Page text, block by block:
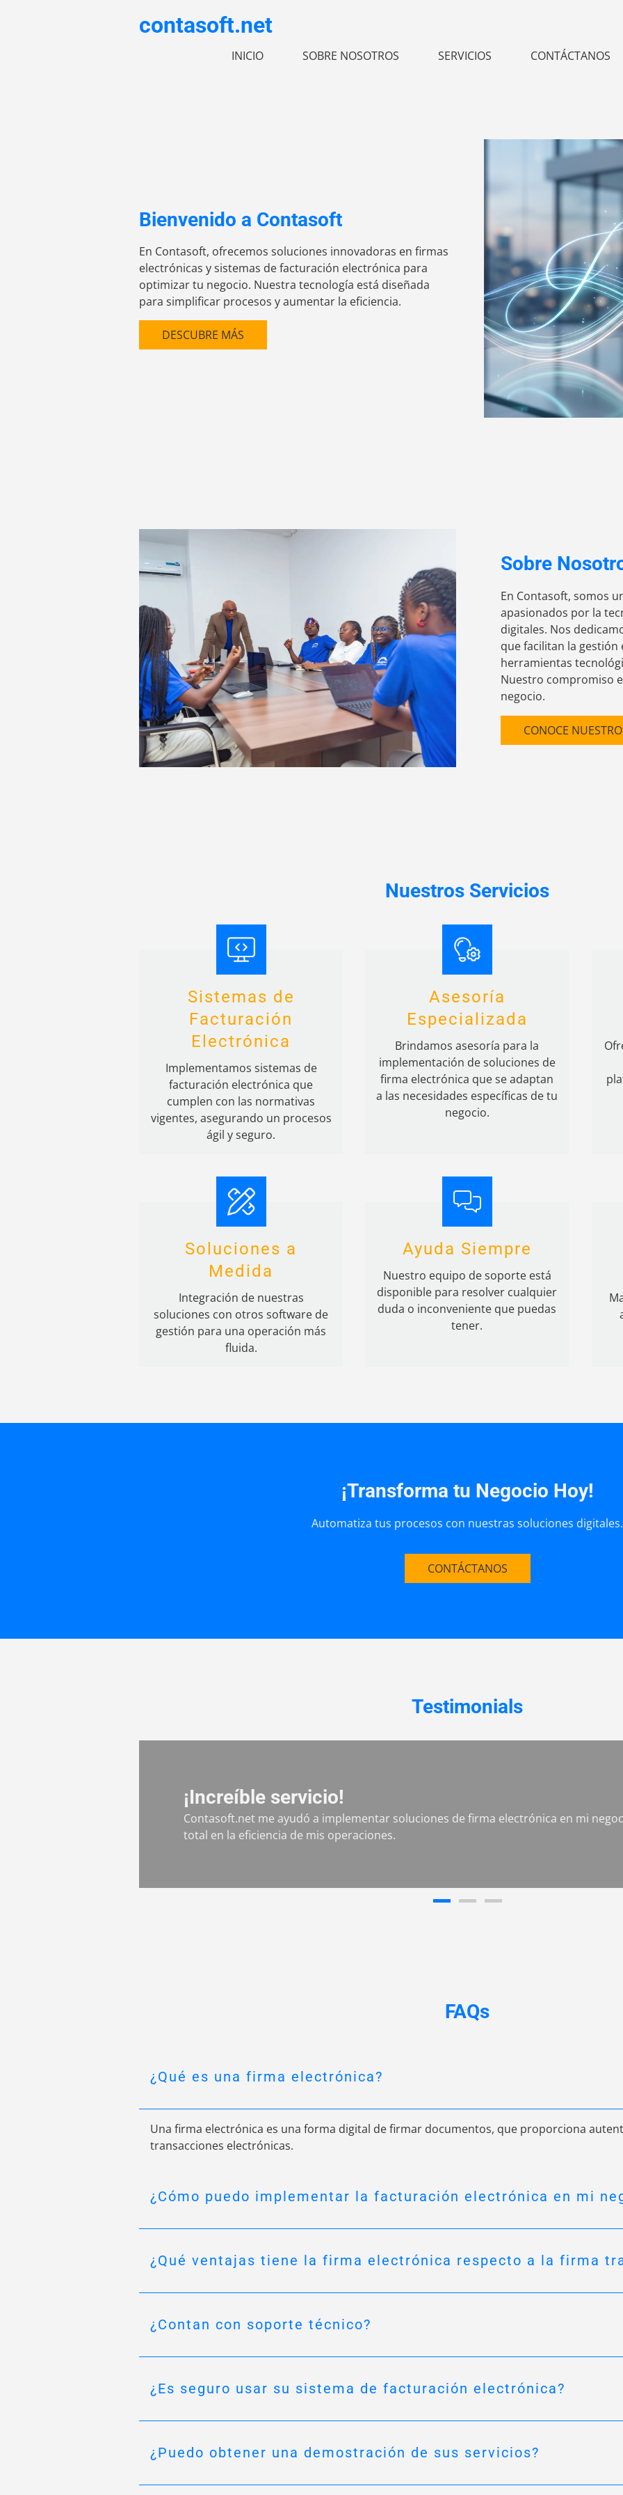
contasoft.net
INICIO SOBRE NOSOTROS SERVICIOS CONTÁCTANOS
Bienvenido a Contasoft
En Contasoft, ofrecemos soluciones innovadoras en firmas
electrónicas y sistemas de facturación electrónica para
optimizar tu negocio. Nuestra tecnología está diseñada
para simplificar procesos y aumentar la eficiencia.
DESCUBRE MÁS
Sobre
En Contasoft, somos
apasionados por la
digitales. Nos
que facilitan la
herramientas
Nuestro compromiso
negocio.
CONOCE
Nuestros Servicios
Sistemas de
Facturación
Electrónica
Implementamos sistemas de
facturación electrónica que
cumplen con las normativas
vigentes, asegurando un procesos
ágil y seguro.
Asesoría
Especializada
Brindamos asesoría para la
implementación de soluciones de
firma electrónica que se adaptan
a las necesidades específicas de tu
negocio.
Soluciones a
Medida
Integración de nuestras
soluciones con otros software de
gestión para una operación más
fluida.
Ayuda Siempre
Nuestro equipo de soporte está
disponible para resolver cualquier
duda o inconveniente que puedas
tener.
¡Transforma tu Negocio Hoy!
Automatiza tus procesos con nuestras soluciones digitales.
CONTÁCTANOS
Testimonials
¡Increíble servicio!
Contasoft.net me ayudó a implementar soluciones de firma electrónica en mi
total en la eficiencia de mis operaciones.
FAQs
¿Qué es una firma electrónica?
Una firma electrónica es una forma digital de firmar documentos, que proporciona
transacciones electrónicas.
¿Cómo puedo implementar la facturación electrónica en mi
¿Qué ventajas tiene la firma electrónica respecto a la firma
¿Contan con soporte técnico?
¿Es seguro usar su sistema de facturación electrónica?
¿Puedo obtener una demostración de sus servicios?